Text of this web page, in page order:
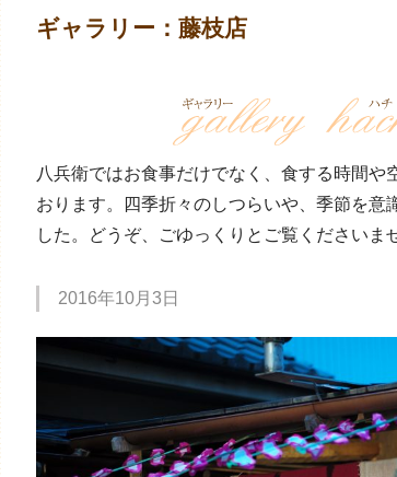
ギャラリー：藤枝店
八兵衛ではお食事だけでなく、食する時間
おります。四季折々のしつらいや、季節を意
した。どうぞ、ごゆっくりとご覧くださいま
2016年10月3日